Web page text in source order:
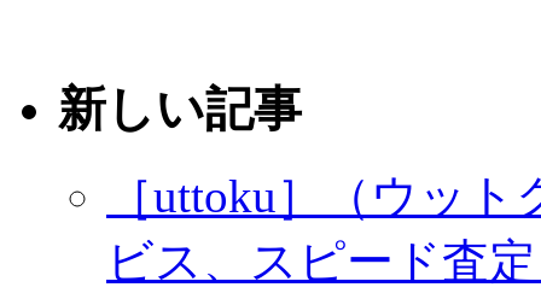
新しい記事
［uttoku］（ウッ
ビス、スピード査